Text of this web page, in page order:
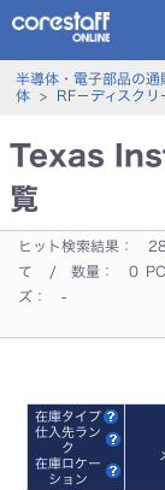
半導体・電子部品の通
体> RF－ディスク
Texas
覧
ヒット検索結果：
て
/ 数量： 0
ズ：
-
在庫タイプ
仕入先ラン
ク
在庫ロケー
ション